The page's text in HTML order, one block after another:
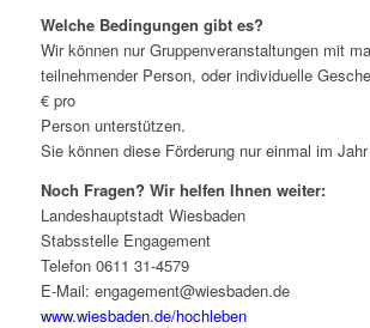
Welche Bedingungen gibt es?
Wir können nur Gruppenveranstaltungen mit
teilnehmender Person, oder individuelle
€ pro
Person unterstützen.
Sie können diese Förderung nur einmal im
Noch Fragen? Wir helfen Ihnen weiter:
Landeshauptstadt Wiesbaden
Stabsstelle Engagement
Telefon 0611 31-4579
E-Mail: engagement@wiesbaden.de
www.wiesbaden.de/hochleben